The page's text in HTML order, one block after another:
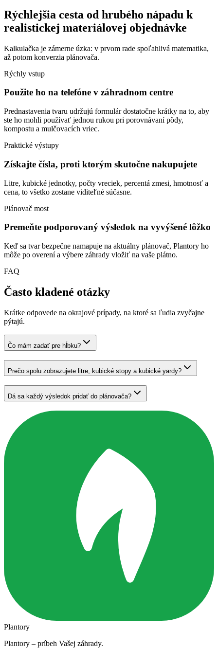
Rýchlejšia cesta od hrubého nápadu k
realistickej materiálovej objednávke
Kalkulačka je zámerne úzka: v prvom rade spoľahlivá matematika,
až potom konverzia plánovača.
Rýchly vstup
Použite ho na telefóne v záhradnom centre
Prednastavenia tvaru udržujú formulár dostatočne krátky na to, aby
ste ho mohli používať jednou rukou pri porovnávaní pôdy,
kompostu a mulčovacích vriec.
Praktické výstupy
Získajte čísla, proti ktorým skutočne nakupujete
Litre, kubické jednotky, počty vreciek, percentá zmesi, hmotnosť a
cena, to všetko zostane viditeľné súčasne.
Plánovač most
Premeňte podporovaný výsledok na vyvýšené lôžko
Keď sa tvar bezpečne namapuje na aktuálny plánovač, Plantory ho
môže po overení a výbere záhrady vložiť na vaše plátno.
FAQ
Často kladené otázky
Krátke odpovede na okrajové prípady, na ktoré sa ľudia zvyčajne
pýtajú.
Čo mám zadať pre hĺbku?
Prečo spolu zobrazujete litre, kubické stopy a kubické yardy?
Dá sa každý výsledok pridať do plánovača?
Plantory
Plantory – príbeh Vašej záhrady.